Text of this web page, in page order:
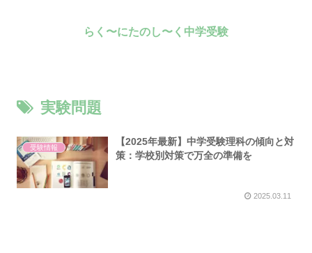
らく〜にたのし〜く中学受験
実験問題
受験情報
【2025年最新】中学受験理科の傾向と対
策：学校別対策で万全の準備を
2025.03.11